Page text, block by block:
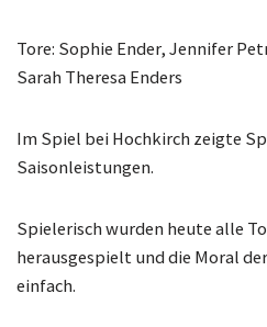
Tore: Sophie Ender, Jennifer
Sarah Theresa Enders
Im Spiel bei Hochkirch zeigte
Saisonleistungen.
Spielerisch wurden heute alle
herausgespielt und die Moral
einfach.